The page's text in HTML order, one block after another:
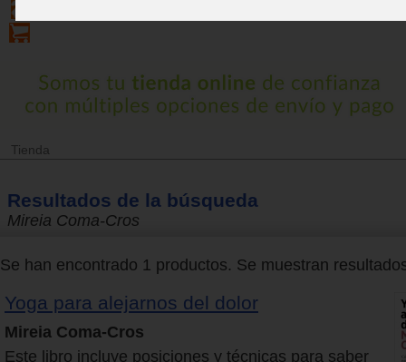
Tienda
Resultados de la búsqueda
Mireia Coma-Cros
Se han encontrado 1 productos. Se muestran
Yoga para alejarnos del dolor
Mireia Coma-Cros
Este libro incluye posiciones y técnicas para saber